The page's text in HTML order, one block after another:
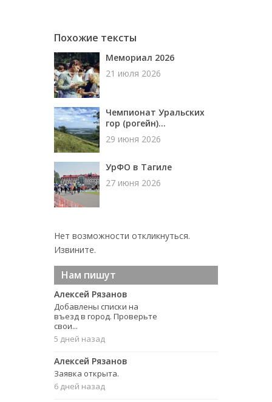
Похожие тексты
Мемориал 2026
21 июля 2026
Чемпионат Уральских
гор (рогейн)...
29 июня 2026
УрФО в Тагиле
27 июня 2026
Нет возможности откликнуться.
Извините.
Нам пишут
Алексей Рязанов
Добавлены списки на
въезд в город. Проверьте
свои...
5 дней назад
Алексей Рязанов
Заявка открыта.
6 дней назад